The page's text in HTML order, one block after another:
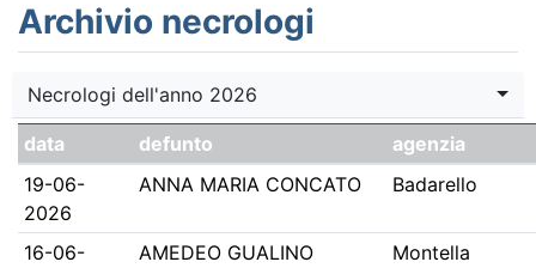
Archivio necrologi
Necrologi dell'anno 2026
data defunto
agenzia
19-06-
2026
ANNA MARIA CONCATO Badarello
16-06-
AMEDEO GUALINO
Montella